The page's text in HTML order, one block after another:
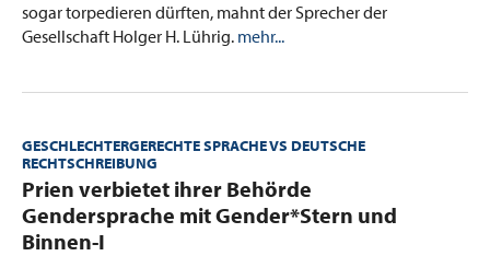
sogar torpedieren dürften, mahnt der Sprecher der
Gesellschaft Holger H. Lührig. mehr...
GESCHLECHTERGERECHTE SPRACHE VS DEUTSCHE
RECHTSCHREIBUNG
:Prien verbietet ihrer Behörde
Gendersprache mit Gender*Stern und
Binnen-I